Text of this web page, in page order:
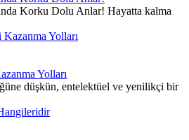
Korku Dolu Anlar! Hayatta kalma
Yolları
düşkün, entelektüel ve yenilikçi bir